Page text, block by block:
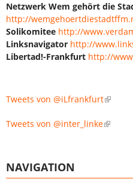
Netzwerk Wem gehört die
http://
Solikomitee http://
Linksnavigator http://
Libertad!-Frankfurt http://
Tweets von @iLfrankfurt
Tweets von @inter_linke
NAVIGATION